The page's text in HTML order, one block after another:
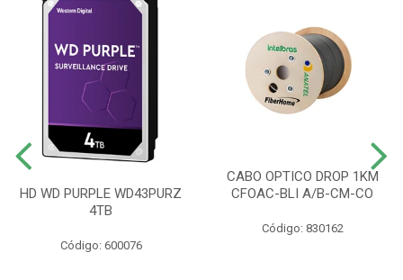
HD WD PURPLE WD43PURZ
4TB
Código: 600076
CABO OPTICO DROP 1KM
CFOAC-BLI A/B-CM-CO
Código: 830162